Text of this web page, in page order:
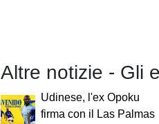
Altre notizie - Gli
Udinese, l'ex Opoku
firma con il Las Palmas